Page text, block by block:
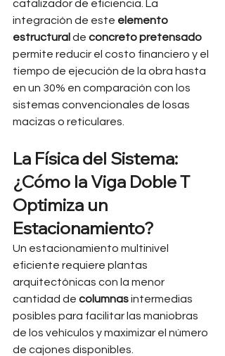
catalizador de eficiencia. La
integración de este elemento
estructural de concreto pretensado
permite reducir el costo financiero y el
tiempo de ejecución de la obra hasta
en un 30% en comparación con los
sistemas convencionales de losas
macizas o reticulares.
La Física del Sistema:
¿Cómo la Viga Doble T
Optimiza un
Estacionamiento?
Un estacionamiento multinivel
eficiente requiere plantas
arquitectónicas con la menor
cantidad de columnas intermedias
posibles para facilitar las maniobras
de los vehículos y maximizar el número
de cajones disponibles.